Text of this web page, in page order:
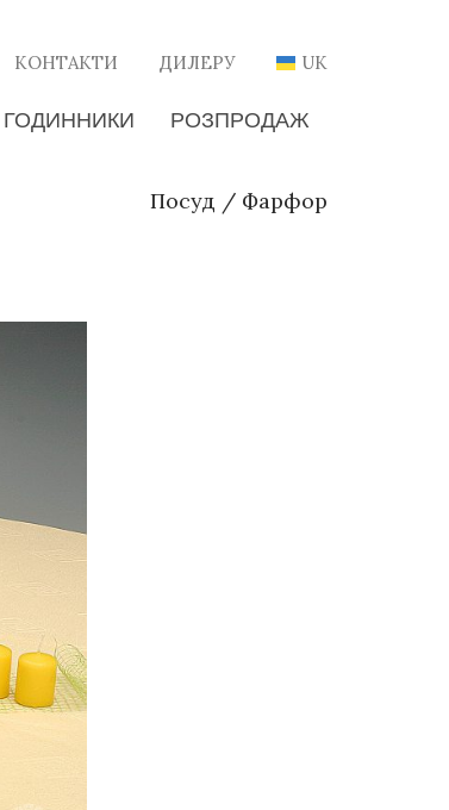
КОНТАКТИ ДИЛЕРУ UK
ГОДИННИКИ РОЗПРОДАЖ
Посуд / Фарфор